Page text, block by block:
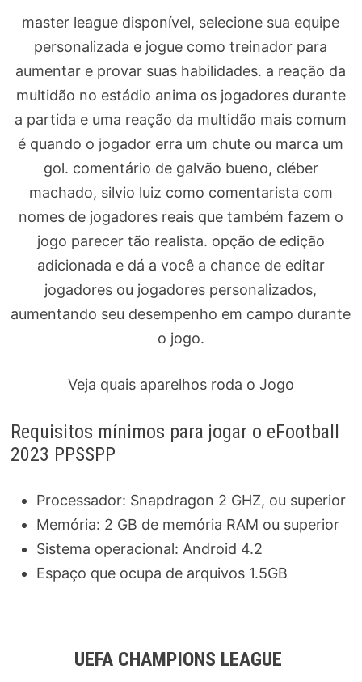
master league disponível, selecione sua equipe
personalizada e jogue como treinador para
aumentar e provar suas habilidades. a reação da
multidão no estádio anima os jogadores durante
a partida e uma reação da multidão mais comum
é quando o jogador erra um chute ou marca um
gol. comentário de galvão bueno, cléber
machado, silvio luiz como comentarista com
nomes de jogadores reais que também fazem o
jogo parecer tão realista. opção de edição
adicionada e dá a você a chance de editar
jogadores ou jogadores personalizados,
aumentando seu desempenho em campo durante
o jogo.
Veja quais aparelhos roda o Jogo
Requisitos mínimos para jogar o eFootball
2023 PPSSPP
Processador: Snapdragon 2 GHZ, ou superior
Memória: 2 GB de memória RAM ou superior
Sistema operacional: Android 4.2
Espaço que ocupa de arquivos 1.5GB
UEFA CHAMPIONS LEAGUE